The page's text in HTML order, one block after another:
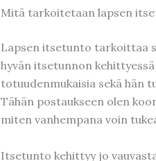
Mitä tarkoitetaan lapsen
Lapsen itsetunto tarkoittaa
hyvän itsetunnon
totuudenmukaisia sekä hän
Tähän postaukseen olen
miten vanhempana voin
Itsetunto kehittyy jo